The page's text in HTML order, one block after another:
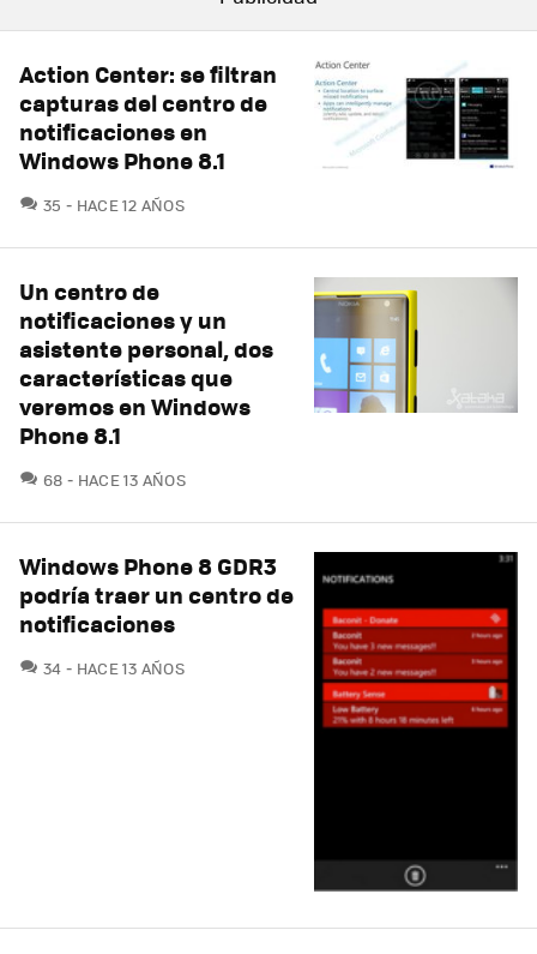
Action Center: se filtran
capturas del centro de
notificaciones en
Windows Phone 8.1
35 COMENTARIOS
HACE 12 AÑOS
Un centro de
notificaciones y un
asistente personal, dos
características que
veremos en Windows
Phone 8.1
68 COMENTARIOS
HACE 13 AÑOS
Windows Phone 8 GDR3
podría traer un centro de
notificaciones
34 COMENTARIOS
HACE 13 AÑOS